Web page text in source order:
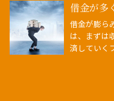
借金が多
借金が膨ら
は、まずは
済していく